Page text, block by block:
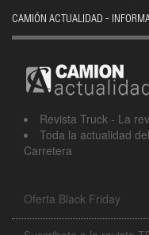
CAMIÓN ACTUALIDAD -
Revista Truck - La
Toda la actualidad
Carretera
Oferta Black Friday